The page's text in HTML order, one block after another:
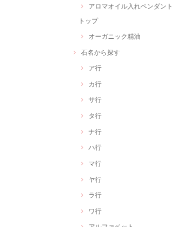
アロマオイル入れペンダント
トップ
オーガニック精油
石名から探す
ア行
カ行
サ行
タ行
ナ行
ハ行
マ行
ヤ行
ラ行
ワ行